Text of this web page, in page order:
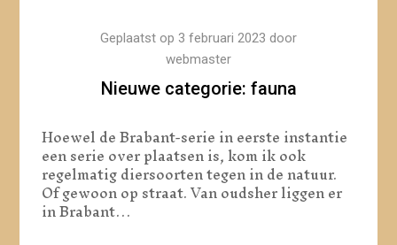
Nieuwe categorie: fauna
Geplaatst op 3 februari 2023 door
webmaster
Hoewel de Brabant-serie in eerste instantie
een serie over plaatsen is, kom ik ook
regelmatig diersoorten tegen in de natuur.
Of gewoon op straat. Van oudsher liggen er
in Brabant…